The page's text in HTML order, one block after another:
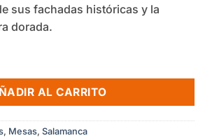
sus fachadas históricas y la
dorada.
6 puestos cantidad
AL CARRITO
, Mesas, Salamanca